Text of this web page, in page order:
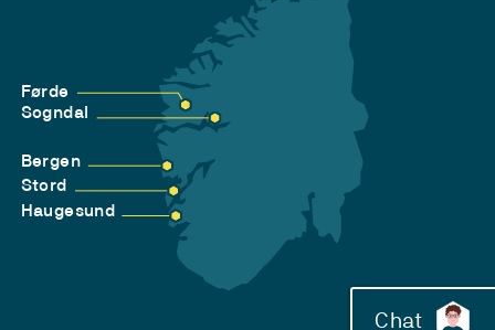
Førde
Sogndal
Bergen
Stord
Haugesund
Chat